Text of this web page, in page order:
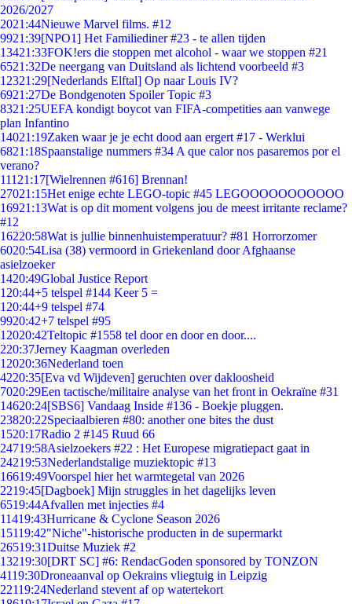
2026/2027
2021:44Nieuwe Marvel films. #12
9921:39[NPO1] Het Familiediner #23 - te allen tijden
13421:33FOK!ers die stoppen met alcohol - waar we stoppen #21
6521:32De neergang van Duitsland als lichtend voorbeeld #3
12321:29[Nederlands Elftal] Op naar Louis IV?
6921:27De Bondgenoten Spoiler Topic #3
8321:25UEFA kondigt boycot van FIFA-competities aan vanwege
plan Infantino
14021:19Zaken waar je je echt dood aan ergert #17 - Werklui
6821:18Spaanstalige nummers #34 A que calor nos pasaremos por el
verano?
111 21:17[Wielrennen #616] Brennan!
27021:15Het enige echte LEGO-topic #45 LEGOOOOOOOOOOO
16921:13Wat is op dit moment volgens jou de meest irritante reclame?
#12
16220:58Wat is jullie binnenhuistemperatuur? #81 Horrorzomer
6020:54Lisa (38) vermoord in Griekenland door Afghaanse
asielzoeker
1420:49Global Justice Report
1 20:44+5 telspel #144 Keer 5 =
1 20:44+9 telspel #74
9920:42+7 telspel #95
12020:42Teltopic #1558 tel door en door en door....
220:37Jerney Kaagman overleden
12020:36Nederland toen
4220:35[Eva vd Wijdeven] geruchten over dakloosheid
7020:29Een tactische/militaire analyse van het front in Oekraïne #31
14620:24[SBS6] Vandaag Inside #136 - Boekje pluggen.
23820:22Speciaalbieren #80: another one bites the dust
1520:17Radio 2 #145 Ruud 66
24719:58Asielzoekers #22 : Het Europese migratiepact gaat in
24219:53Nederlandstalige muziektopic #13
16619:49Voorspel hier het warmtegetal van 2026
2219:45[Dagboek] Mijn struggles in het dagelijks leven
6519:44Afvallen met injecties #4
11419:43Hurricane & Cyclone Season 2026
15119:42"Niche"-historische producten in de supermarkt
26519:31Duitse Muziek #2
13219:30[DRT SC] #6: RendacGoden sponsored by TONZON
4119:30Droneaanval op Oekrains vliegtuig in Leipzig
22119:24Nederland stevent af op watertekort